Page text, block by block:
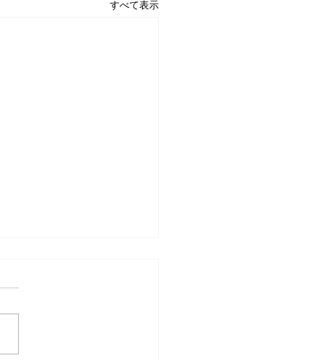
すべて表示